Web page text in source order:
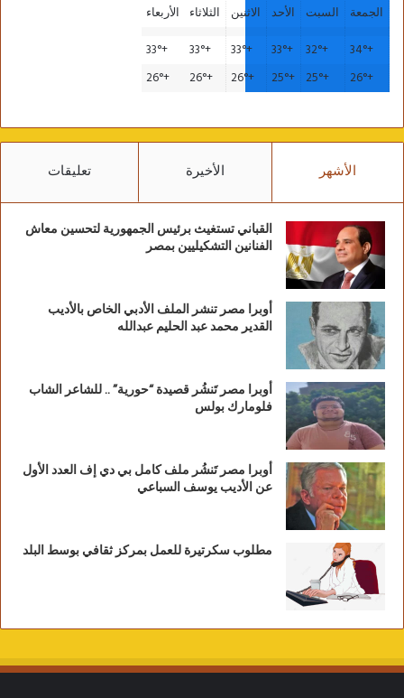
الجمعة
السبت الأحد الاثنين الثلاثاء
الأربعاء
+
34°
+
32°
+
33°
+
33°
+
33°
+
33°
+
26°
+
25°
+
25°
+
26°
+
26°
+
26°
الأشهر الأخيرة تعليقات
القباني تستغيث برئيس الجمهورية لتحسين معاش
الفنانين التشكيليين بمصر
أوبرا مصر تنشر الملف الأدبي الخاص بالأديب
القدير محمد عبد الحليم عبدالله
أوبرا مصر تَنشُر قصيدة “حورية” .. للشاعر الشاب
فلومارك بولس
أوبرا مصر تَنشُر ملف كامل بي دي إف العدد الأول
عن الأديب يوسف السباعي
مطلوب سكرتيرة للعمل بمركز ثقافي بوسط البلد